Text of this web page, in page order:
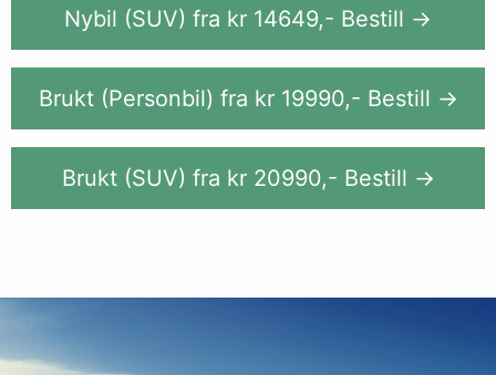
Nybil (SUV) fra kr 14649,- Bestill →
Brukt (Personbil) fra kr 19990,- Bestill →
Brukt (SUV) fra kr 20990,- Bestill →